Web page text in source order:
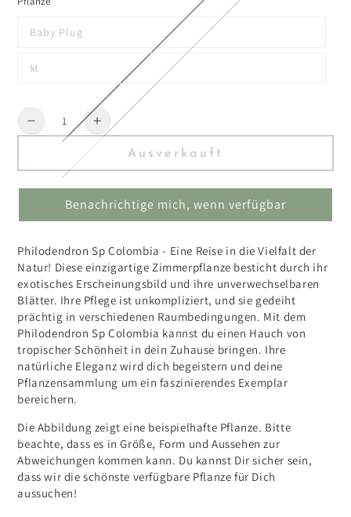
Baby Plug
M
Reduzieren
Menge
für
Philodendron
Sp
Colombia
Erhöhen
Sie
für
Philodendron
Sp
Colombia
Ausverkauft
Benachrichtige mich, wenn verfügbar
Philodendron Sp Colombia - Eine Reise in die Vielfalt der
Natur! Diese einzigartige Zimmerpflanze besticht durch ihr
exotisches Erscheinungsbild und ihre unverwechselbaren
Blätter. Ihre Pflege ist unkompliziert, und sie gedeiht
prächtig in verschiedenen Raumbedingungen. Mit dem
Philodendron Sp Colombia kannst du einen Hauch von
tropischer Schönheit in dein Zuhause bringen. Ihre
natürliche Eleganz wird dich begeistern und deine
Pflanzensammlung um ein faszinierendes Exemplar
bereichern.
Die Abbildung zeigt eine beispielhafte Pflanze. Bitte
beachte, dass es in Größe, Form und Aussehen zur
Abweichungen kommen kann. Du kannst Dir sicher sein,
dass wir die schönste verfügbare Pflanze für Dich
aussuchen!